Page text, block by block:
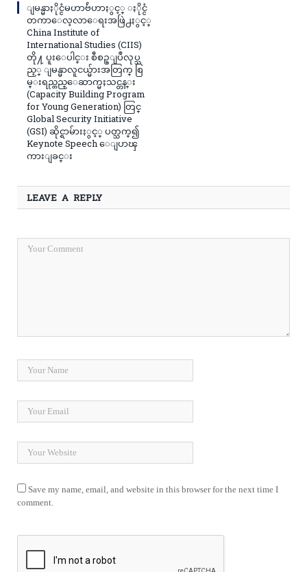
ျမန္မာႏိုင္ငံမဟာဗ်ဴဟာႏွင့္ ႏိုင္ငံ
တကာေလ့လာေရးအဖြဲ႕ႏွင့္
China Institute of
International Studies (CIIS)
တို႔ ပူးေပါင္း စီစဥ္ျပဳလုပ္သ
ည့္ ျမန္မာလူငယ္မ်ားအတြက္ စြ
မ္းရည္တည္ေဆာက္မႈသင္တန္း
(Capacity Building Program
for Young Generation) တြင္
Global Security Initiative
(GSI) ဆိုင္ရာမ်ားႏွင့္ ပတ္သက္၍
Keynote Speech ေျပာၾ
ကားျခင္း
LEAVE A REPLY
Save my name, email, and website in this browser for the next time I
comment.